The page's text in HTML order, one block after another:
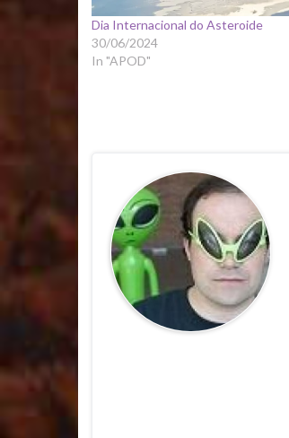
Dia Internacional do Asteroide
30/06/2024
In "APOD"